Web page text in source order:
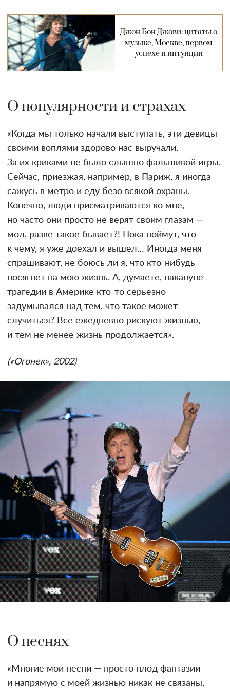
Джон Бон Джови: цитаты о
музыке, Москве, первом
успехе и интуиции
О популярности и страхах
«Когда мы только начали выступать, эти девицы
своими воплями здорово нас выручали.
За их криками не было слышно фальшивой игры.
Сейчас, приезжая, например, в Париж, я иногда
сажусь в метро и еду безо всякой охраны.
Конечно, люди присматриваются ко мне,
но часто они просто не верят своим глазам —
мол, разве такое бывает?! Пока поймут, что
к чему, я уже доехал и вышел… Иногда меня
спрашивают, не боюсь ли я, что кто-нибудь
посягнет на мою жизнь. А, думаете, накануне
трагедии в Америке кто-то серьезно
задумывался над тем, что такое может
случиться? Все ежедневно рискуют жизнью,
и тем не менее жизнь продолжается».
(«Огонек», 2002)
О песнях
«Многие мои песни — просто плод фантазии
и напрямую с моей жизнью никак не связаны,